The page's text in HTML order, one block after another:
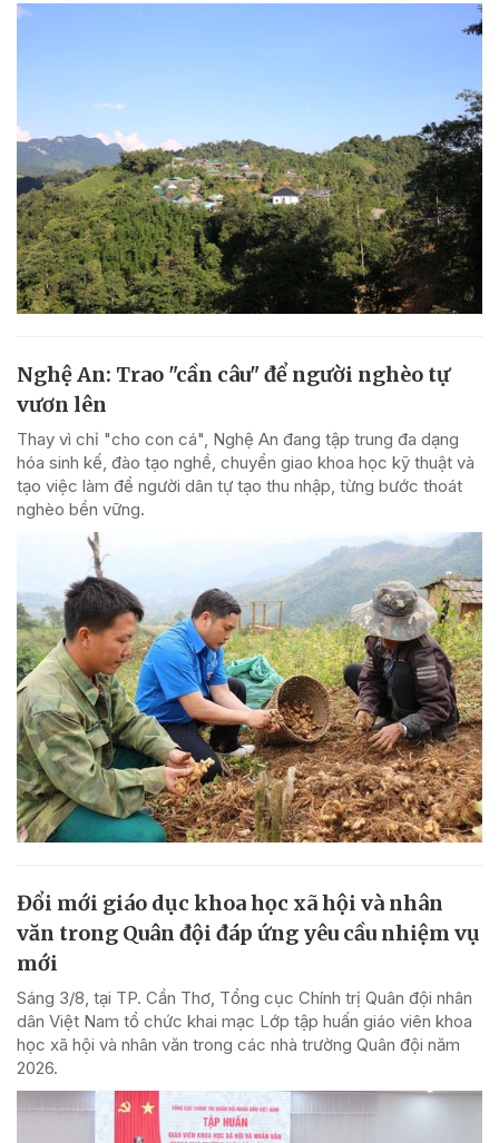
Nghệ An: Trao "cần câu" để người nghèo tự
vươn lên
Thay vì chỉ "cho con cá", Nghệ An đang tập trung đa dạng
hóa sinh kế, đào tạo nghề, chuyển giao khoa học kỹ thuật và
tạo việc làm để người dân tự tạo thu nhập, từng bước thoát
nghèo bền vững.
Đổi mới giáo dục khoa học xã hội và nhân
văn trong Quân đội đáp ứng yêu cầu nhiệm vụ
mới
Sáng 3/8, tại TP. Cần Thơ, Tổng cục Chính trị Quân đội nhân
dân Việt Nam tổ chức khai mạc Lớp tập huấn giáo viên khoa
học xã hội và nhân văn trong các nhà trường Quân đội năm
2026.